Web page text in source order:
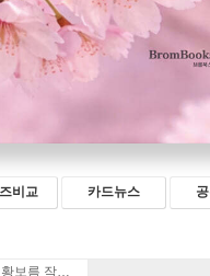
비교 카드뉴스